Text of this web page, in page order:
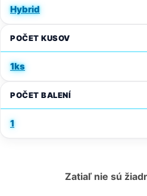
Hybrid
POČET KUSOV
1ks
POČET BALENÍ
1
Zatiaľ nie sú